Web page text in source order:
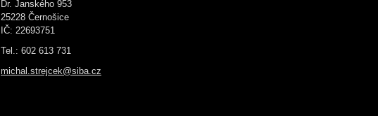
Dr. Janského 953
25228 Černošice
IČ: 22693751
Tel.: 602 613 731
michal.strejcek@siba.cz